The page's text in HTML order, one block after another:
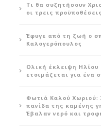
Τι θα συζητήσουν
οι τρεις
Έφυγε από τη ζωή ο
Καλογερόπουλος
Ολική έκλειψη Ηλίου
ετοιμάζεται για ένα
Φωτιά Καλού Χωριού:
πανίδα της καμένης
Έβαλαν νερό και